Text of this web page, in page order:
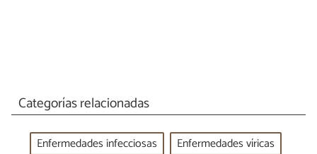
Categorías relacionadas
Enfermedades infecciosas
Enfermedades víricas